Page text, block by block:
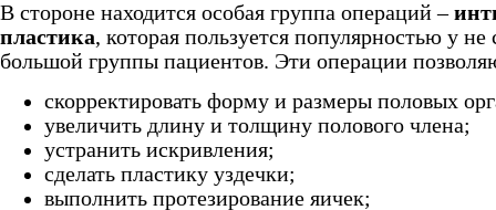
В стороне находится особая группа операций –
пластика, которая пользуется популярностью у не
большой группы пациентов. Эти операции
скорректировать форму и размеры половых
увеличить длину и толщину полового члена;
устранить искривления;
сделать пластику уздечки;
выполнить протезирование яичек;